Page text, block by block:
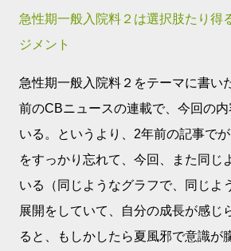
急性期一般入院料２は選択肢たり得
ジメント
急性期一般入院料２をテーマに書い
前のCBニュースの連載で、今回の
いる。というより、2年前の記事で
をすっかり忘れて、今回、また同じ
いる（同じようなグラフで、同じよ
展開をしていて、自分の成長が感じ
ると、もしかしたら夏風邪で意識が